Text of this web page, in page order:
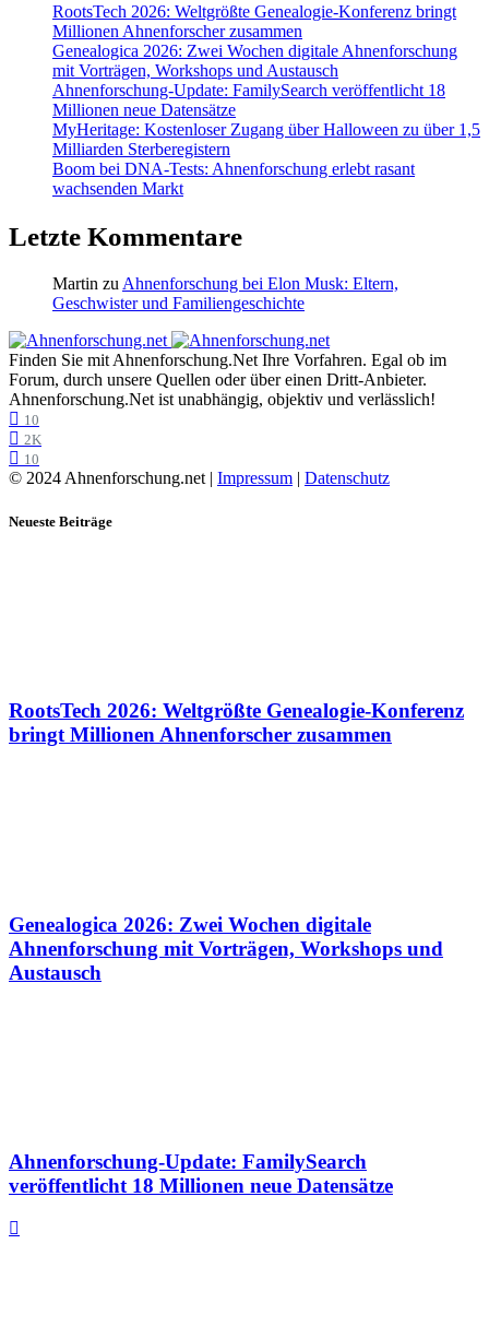
RootsTech 2026: Weltgrößte Genealogie-Konferenz bringt
Millionen Ahnenforscher zusammen
Genealogica 2026: Zwei Wochen digitale Ahnenforschung
mit Vorträgen, Workshops und Austausch
Ahnenforschung-Update: FamilySearch veröffentlicht 18
Millionen neue Datensätze
MyHeritage: Kostenloser Zugang über Halloween zu über 1,5
Milliarden Sterberegistern
Boom bei DNA-Tests: Ahnenforschung erlebt rasant
wachsenden Markt
Letzte Kommentare
Martin zu Ahnenforschung bei Elon Musk: Eltern,
Geschwister und Familiengeschichte
Finden Sie mit Ahnenforschung.Net Ihre Vorfahren. Egal ob im
Forum, durch unsere Quellen oder über einen Dritt-Anbieter.
Ahnenforschung.Net ist unabhängig, objektiv und verlässlich!
10
2K
10
© 2024 Ahnenforschung.net | Impressum | Datenschutz
Neueste Beiträge
RootsTech 2026: Weltgrößte Genealogie-Konferenz
bringt Millionen Ahnenforscher zusammen
Genealogica 2026: Zwei Wochen digitale
Ahnenforschung mit Vorträgen, Workshops und
Austausch
Ahnenforschung-Update: FamilySearch
veröffentlicht 18 Millionen neue Datensätze